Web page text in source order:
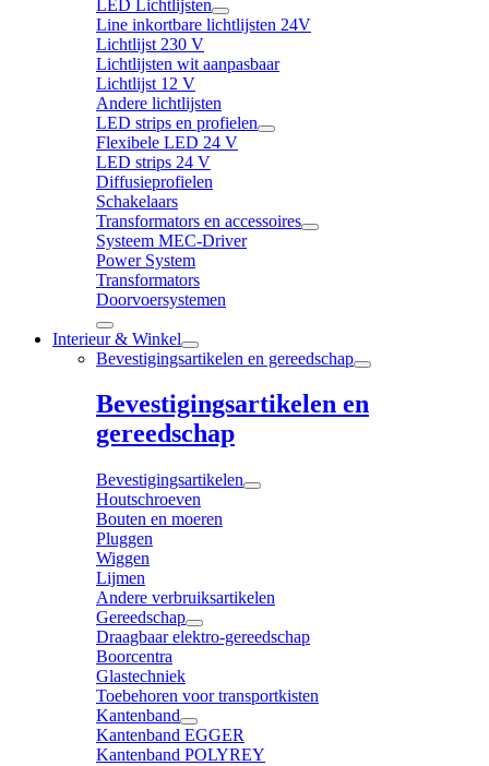
LED Lichtlijsten
Line inkortbare lichtlijsten 24V
Lichtlijst 230 V
Lichtlijsten wit aanpasbaar
Lichtlijst 12 V
Andere lichtlijsten
LED strips en profielen
Flexibele LED 24 V
LED strips 24 V
Diffusieprofielen
Schakelaars
Transformators en accessoires
Systeem MEC-Driver
Power System
Transformators
Doorvoersystemen
Interieur & Winkel
Bevestigingsartikelen en gereedschap
Bevestigingsartikelen en
gereedschap
Bevestigingsartikelen
Houtschroeven
Bouten en moeren
Pluggen
Wiggen
Lijmen
Andere verbruiksartikelen
Gereedschap
Draagbaar elektro-gereedschap
Boorcentra
Glastechniek
Toebehoren voor transportkisten
Kantenband
Kantenband EGGER
Kantenband POLYREY